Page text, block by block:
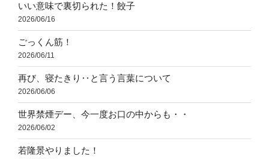
いい意味で裏切られた！餃子
2026/06/16
ごっくん筋！
2026/06/11
再び、寝たきり‥と言う言葉について
2026/06/06
世界禁煙デー、今一度お口の中からも・・
2026/06/02
若隆景やりました！